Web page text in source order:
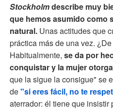
Stockholmdescribe muy
que hemos asumido como
natural. Unas actitudes que
práctica más de una vez.
Habitualmente, se da por
conquistar y la mujer
que la sigue la consigue" se
de"si eres fácil, no te
aterrador: él tiene que insistir